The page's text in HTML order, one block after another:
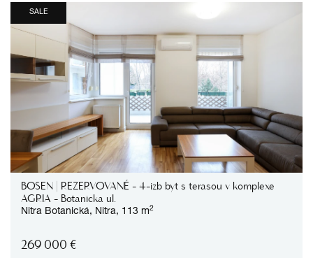
SALE
BOSEN | REZERVOVANÉ - 4-izb byt s terasou v komplexe
AGRIA - Botanicka ul.
Nitra Botanická, Nitra, 113 m2
269 000 €